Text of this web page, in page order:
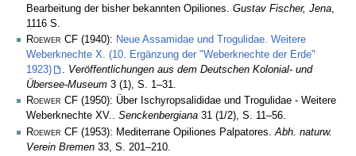
Bearbeitung der bisher bekannten Opiliones. Gustav Fischer, Jena
1116 S.
Roewer CF (1940): Neue Assamidae und Trogulidae. Weitere
Weberknechte X. (10. Ergänzung der "Weberknechte der Erde"
1923)
. Veröffentlichungen aus dem Deutschen Kolonial- und
Übersee-Museum 3 (1), S. 1–31.
Roewer CF (1950): Über Ischyropsalididae und Trogulidae - Weitere
Weberknechte XV.. Senckenbergiana 31 (1/2), S. 11–56.
Roewer CF (1953): Mediterrane Opiliones Palpatores. Abh. naturw.
Verein Bremen 33, S. 201–210.